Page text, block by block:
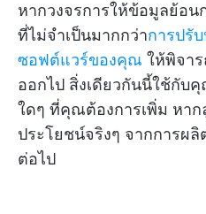
หากวงจรการให้ข้อมูลย้อน
ที่ไม่จำเป็นมากกว่าการปรั
ซอฟต์แวร์ของคุณ ให้พิจา
ออกไป สิ่งเดียวกันนี้ใช้กั
ใดๆ ที่คุณต้องการเพิ่ม หา
ประโยชน์จริงๆ จากการผ
ต่อไป